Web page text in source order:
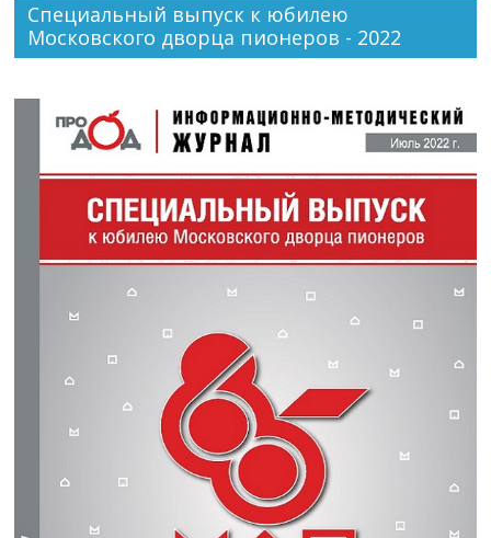
Специальный выпуск к юбилею
Московского дворца пионеров - 2022